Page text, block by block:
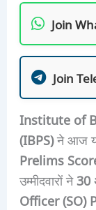
Join
Join
Institute of
(IBPS)ने आज
Prelims
उम्मीदवारों ने30
Officer (SO)